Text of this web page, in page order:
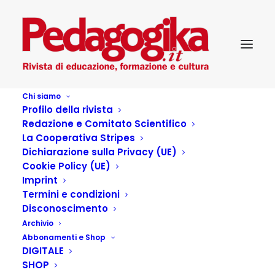
Chi siamo
Profilo della rivista
Redazione e Comitato Scientifico
La Cooperativa Stripes
Dichiarazione sulla Privacy (UE)
Cookie Policy (UE)
Imprint
Termini e condizioni
Disconoscimento
Archivio
Abbonamenti e Shop
DIGITALE
SHOP
Talento: attenzione,
materiale fragile.
Maneggiare con cura
4 MARZO 2024